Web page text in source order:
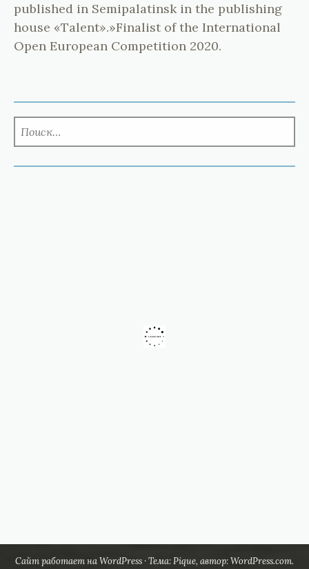
published in Semipalatinsk in the publishing
house «Talent».»Finalist of the International
Open European Competition 2020.
Сайт работает на WordPress ·Тема: Pique, автор:WordPress.com.